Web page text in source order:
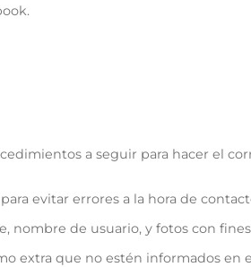
a seguir para hacer el
evitar errores a la hora de
nombre de usuario, y fotos con
extra que no estén informados en